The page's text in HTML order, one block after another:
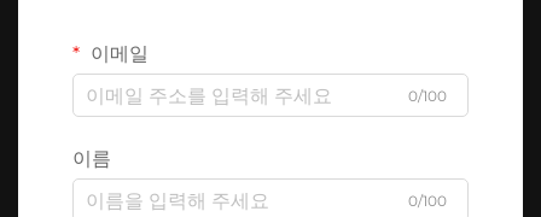
이메일
0/100
이름
0/100